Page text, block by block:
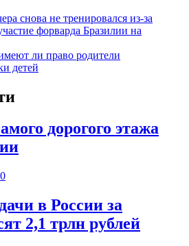
снова не тренировался из-за
форварда Бразилии на
ли право родители
детей
дорогого этажа
0
в России за
2,1 трлн рублей